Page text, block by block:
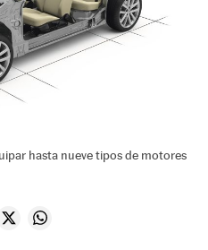
hasta nueve tipos de motores